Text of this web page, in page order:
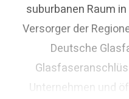
suburbanen Raum
Versorger der
Deutsche
Unternehmen und